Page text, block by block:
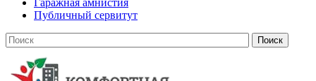
Гаражная амнистия
Публичный сервитут